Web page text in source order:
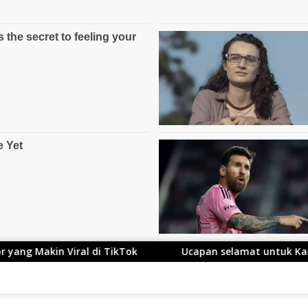
Ucapan selamat untuk Kang Ace yang Telah